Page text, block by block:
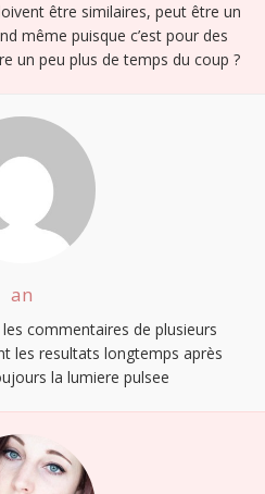
être similaires, peut être un
même puisque c’est pour des
un peu plus de temps du coup ?
an
commentaires de plusieurs
les resultats longtemps après
la lumiere pulsee